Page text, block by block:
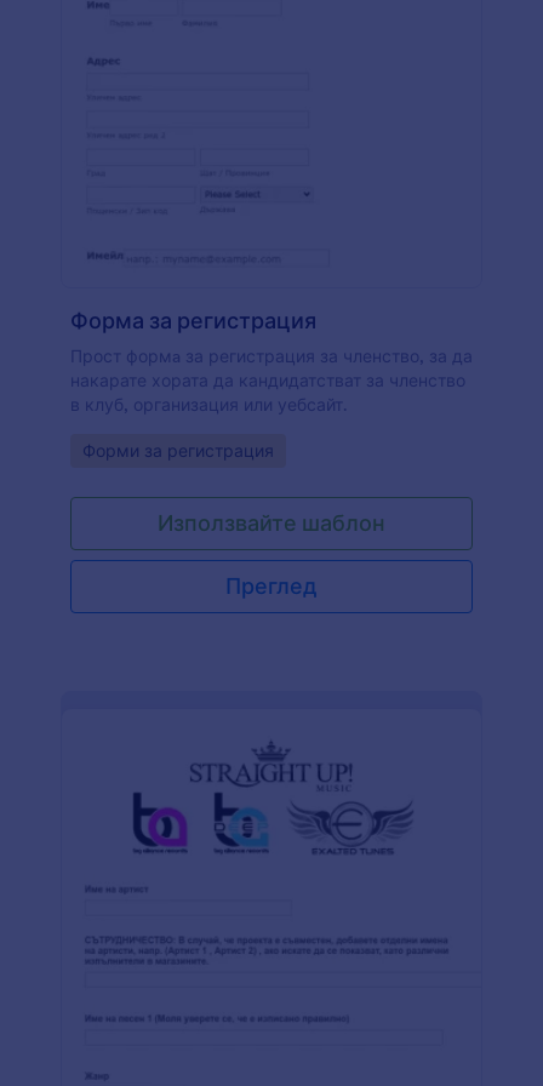
Форма за регистрация
Прост формa за регистрация за членство, за да
накарате хората да кандидатстват за членство
в клуб, организация или уебсайт.
Go to Category:
Форми за регистрация
Използвайте шаблон
Преглед